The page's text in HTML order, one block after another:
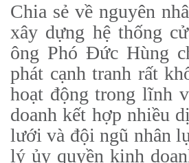
Chia sẻ về nguyên
xây dựng hệ thống
ông Phó Đức Hùng
phát cạnh tranh rất
hoạt động trong lĩnh
doanh kết hợp nhiều
lưới và đội ngũ nhân
lý ủy quyền kinh